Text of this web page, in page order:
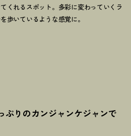
くれるスポット。多彩に変わっていくラ
歩いているような感覚に。
ぷりのカンジャンケジャンで